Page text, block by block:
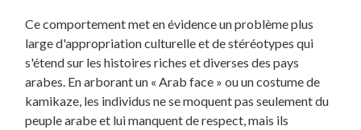
Ce comportement met en évidence un problème plus
large d'appropriation culturelle et de stéréotypes qui
s'étend sur les histoires riches et diverses des pays
arabes. En arborant un « Arab face » ou un costume de
kamikaze, les individus ne se moquent pas seulement du
peuple arabe et lui manquent de respect, mais ils